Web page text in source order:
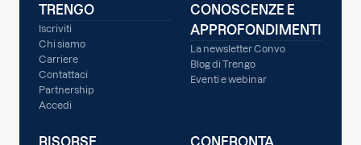
TRENGO
Iscriviti
Chi siamo
Carriere
Contattaci
Partnership
Accedi
CONOSCENZE E
APPROFONDIMENTI
La newsletter Convo
Blog di Trengo
Eventi e webinar
RISORSE CONFRONTA